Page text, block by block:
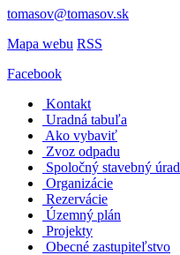
tomasov@tomasov.sk
Mapa webu RSS
Facebook
Kontakt
Uradná tabuľa
Ako vybaviť
Zvoz odpadu
Spoločný stavebný úrad
Organizácie
Rezervácie
Územný plán
Projekty
Obecné zastupiteľstvo